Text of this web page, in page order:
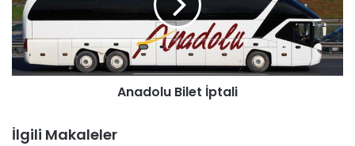
Anadolu Bilet İptali
İlgili Makaleler